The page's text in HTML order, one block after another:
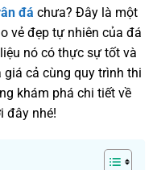
đá chưa? Đây là một
vẻ đẹp tự nhiên của đá
nó có thực sự tốt và
cả cùng quy trình thi
khám phá chi tiết về
đây nhé!